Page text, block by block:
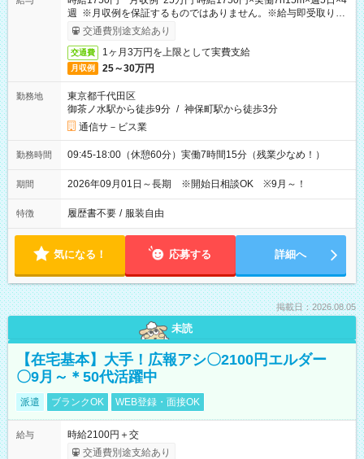
週 ※月収例を保証するものではありません。※給与即受取りサ
ービス利用可（利用条件有）
交通費別途支給あり
交通費 1ヶ月3万円を上限として実費支給
月収例 25～30万円
勤務地
東京都千代田区
御茶ノ水駅から徒歩9分 / 神保町駅から徒歩3分
通信サ－ビス業
勤務時間 09:45-18:00（休憩60分）実働7時間15分（残業少なめ！）
期間 2026年09月01日～長期 ※開始日相談OK ※9月～！
特徴 履歴書不要 / 服装自由
気になる！ 応募する 詳細へ
掲載日：2026.08.05
未読
【在宅基本】大手！広報アシ〇2100円エルダー
〇9月～＊50代活躍中
派遣 ブランクOK WEB登録・面接OK
給与
時給2100円＋交
交通費別途支給あり